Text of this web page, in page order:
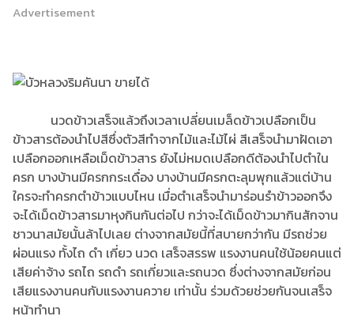
Advertisement
นวดข้าวเสร็จแล้วถึงเวลาเปลี่ยนเมล็ดข้าวเปลือกเป็น
ข้าวสารต้องนำไปสีซึ่งตัวสีทำจากไม้และไม้ไผ่ สีเสร็จนำมาฝัดเอา
เปลือกออกเหลือเม็ดข้าวสาร ยังไม่หมดเปลือกดีต้องนำไปตำใน
ครก บางบ้านมีครกกระเดื่อง บางบ้านมีครกตะลุมพุกแล้วแต่บ้าน
ใครจะทำครกตำข้าวแบบไหน เมื่อตำเสร็จนำมาร่อนรำข้าวออกจึง
จะได้เม็ดข้าวสารมาหุงกินกันต่อไป กว่าจะได้เม็ดข้าวมากินสักจาน
ชาวนาสมัยนั้นล้าไปเลย ต่างจากสมัยนี้ที่สบายกว่ากัน มีรถช่วย
ผ่อนแรง ทั้งไถ ดำ เกี่ยว นวด เสร็จสรรพ แรงงานคนใช้น้อยคนแต่
เสียค่าจ้าง รถไถ รถดำ รถเกี่ยวและรถนวด ซึ่งต่างจากสมัยก่อน
เสียแรงงานคนกับแรงงานควาย เท่านั้น ร่วมด้วยช่วยกันจนเสร็จ
หน้าทำนา